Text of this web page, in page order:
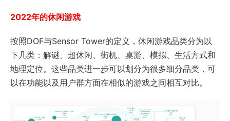
2022年的休闲游戏
按照DOF与Sensor Tower的定义，休闲游戏品类分为以
下几类：解谜、超休闲、街机、桌游、模拟、生活方式和
地理定位。这些品类进一步可以划分为很多细分品类，可
以在功能以及用户群方面在相似的游戏之间相互对比。